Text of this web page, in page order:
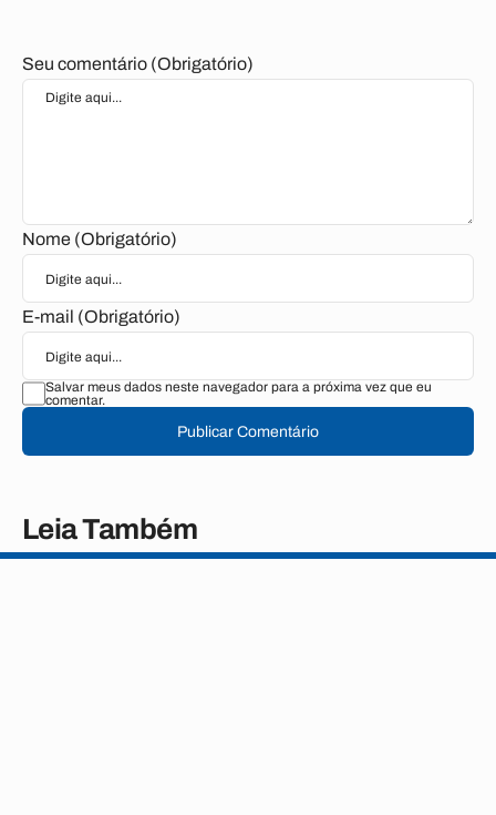
Seu comentário (Obrigatório)
Nome (Obrigatório)
E-mail (Obrigatório)
Salvar meus dados neste navegador para a próxima vez que eu
comentar.
Publicar Comentário
Leia Também